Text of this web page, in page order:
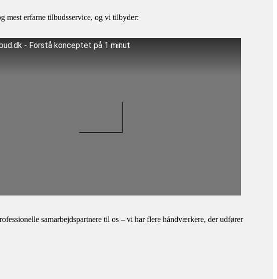
mest erfarne tilbudsservice, og vi tilbyder:
- Forstå konceptet på 1 minut
samarbejdspartnere til os – vi har flere håndværkere, der udfører